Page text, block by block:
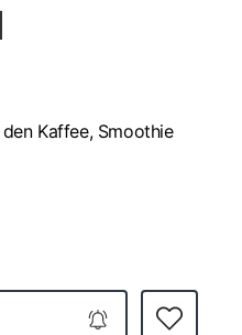
Kaffee, Smoothie